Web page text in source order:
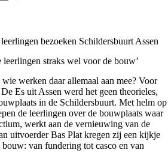
bezoeken Schildersbuurt Assen
leerlingen straks wel voor de bouw’
werken daar allemaal aan mee? Voor
Es uit Assen werd het geen theorieles,
in de Schildersbuurt. Met helm op
de leerlingen over de bouwplaats waar
, werkt aan de vernieuwing van de
uitvoerder Bas Plat kregen zij een kijkje
bouw: van fundering tot casco en van